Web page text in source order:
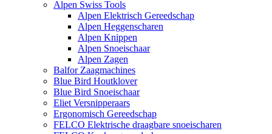
Alpen Swiss Tools
Alpen Elektrisch Gereedschap
Alpen Heggenscharen
Alpen Knippen
Alpen Snoeischaar
Alpen Zagen
Balfor Zaagmachines
Blue Bird Houtklover
Blue Bird Snoeischaar
Eliet Versnipperaars
Ergonomisch Gereedschap
FELCO Elektrische draagbare snoeischaren